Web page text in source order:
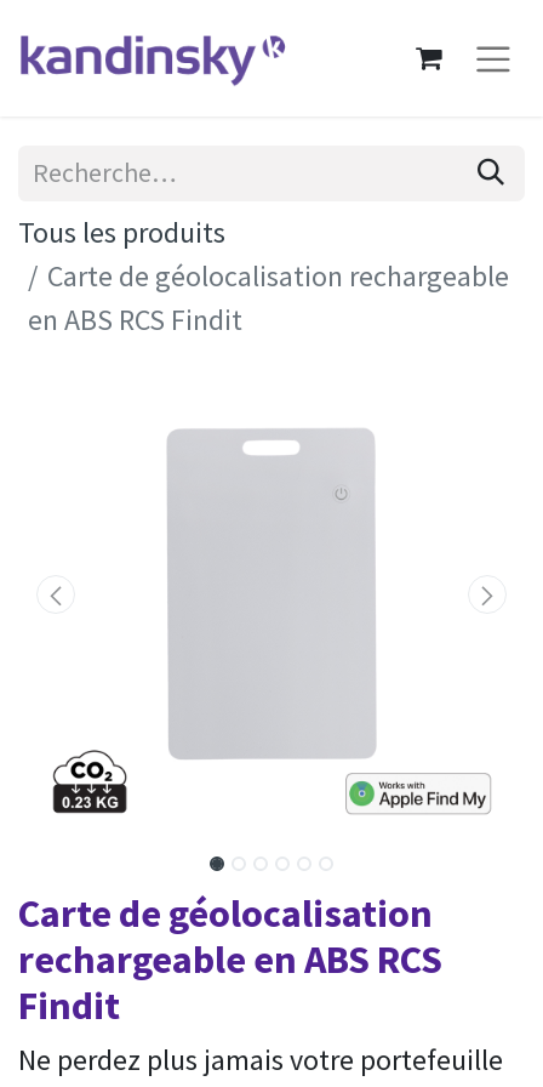
Tous les produits
Carte de géolocalisation rechargeable
en ABS RCS Findit
Carte de géolocalisation
rechargeable en ABS RCS
Findit
Ne perdez plus jamais votre portefeuille